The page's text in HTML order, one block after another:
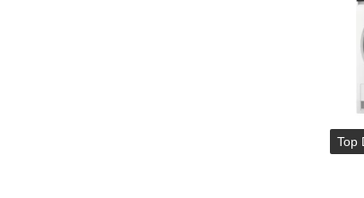
Top